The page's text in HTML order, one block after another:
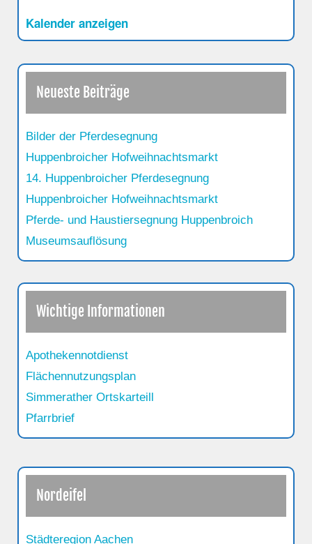
Kalender anzeigen
Neueste Beiträge
Bilder der Pferdesegnung
Huppenbroicher Hofweihnachtsmarkt
14. Huppenbroicher Pferdesegnung
Huppenbroicher Hofweihnachtsmarkt
Pferde- und Haustiersegnung Huppenbroich
Museumsauflösung
Wichtige Informationen
Apothekennotdienst
Flächennutzungsplan
Simmerather Ortskarteill
Pfarrbrief
Nordeifel
Städteregion Aachen